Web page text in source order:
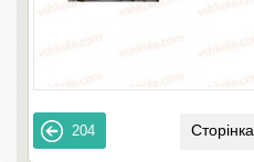
204 Сторінка